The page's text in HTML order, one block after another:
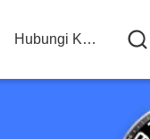
Hubungi Kami